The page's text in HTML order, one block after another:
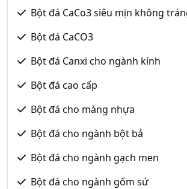
Bột đá CaCo3 siêu mịn không
Bột đá CaCO3
Bột đá Canxi cho ngành kính
Bột đá cao cấp
Bột đá cho màng nhựa
Bột đá cho ngành bột bả
Bột đá cho ngành gạch men
Bột đá cho ngành gốm sứ